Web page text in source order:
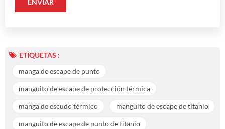
ETIQUETAS :
manga de escape de punto
manguito de escape de protección térmica
manga de escudo térmico manguito de escape de titanio
manguito de escape de punto de titanio